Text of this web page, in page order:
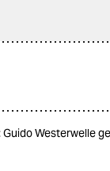
Westerwelle